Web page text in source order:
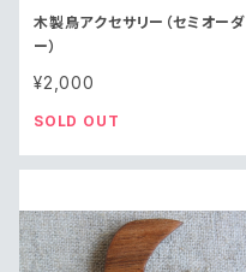
木製鳥アクセサリー（セミオーダ
ー）
¥2,000
SOLD OUT